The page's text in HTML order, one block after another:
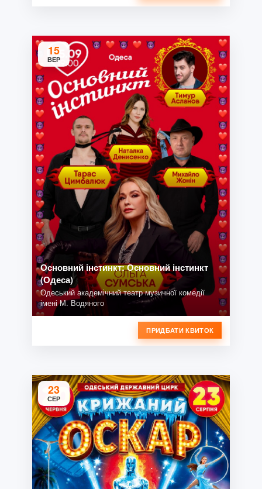
15
ВЕР
Основний інстинкт: Основний інстинкт
(Одеса)
Одеський академічний театр музичної комедії
імені М. Водяного
ПРИДБАТИ КВИТОК
23
СЕР